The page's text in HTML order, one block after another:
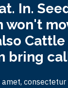
In.
won't
bring
consectetur